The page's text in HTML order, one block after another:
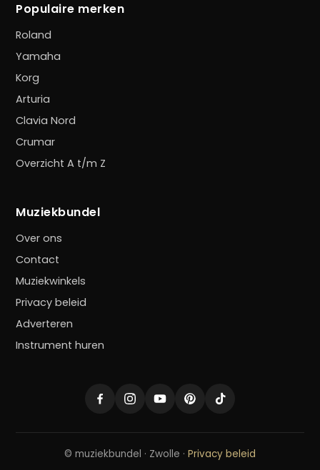
Populaire merken
Roland
Yamaha
Korg
Arturia
Clavia Nord
Crumar
Overzicht A t/m Z
Muziekbundel
Over ons
Contact
Muziekwinkels
Privacy beleid
Adverteren
Instrument huren
© muziekbundel · Zwolle · Privacy beleid